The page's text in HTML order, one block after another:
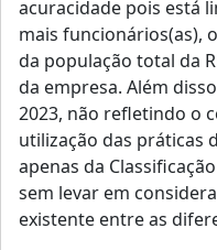
acuracidade pois está
mais funcionários(as),
da população total da
da empresa. Além
2023, não refletindo o
utilização das práticas
apenas da
sem levar em
existente entre as